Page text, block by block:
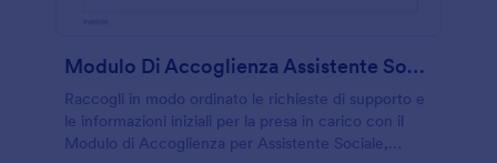
Modulo Di Accoglienza Assistente Sociale
Raccogli in modo ordinato le richieste di supporto e
le informazioni iniziali per la presa in carico con il
Modulo di Accoglienza per Assistente Sociale,